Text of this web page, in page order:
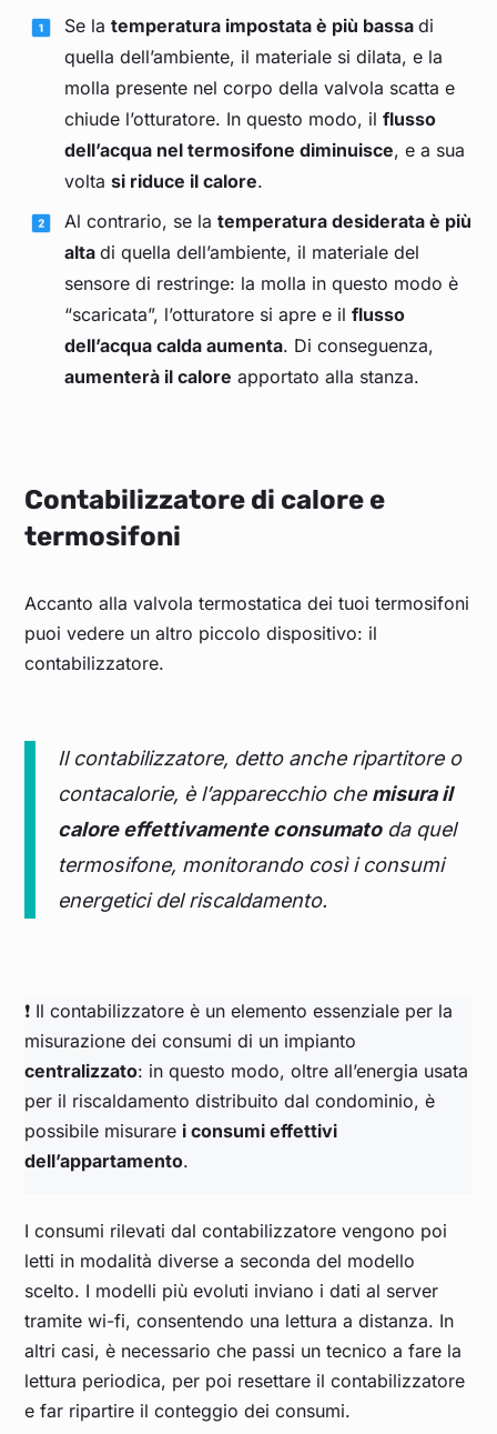
Se la temperatura impostata è più bassa di
quella dell’ambiente, il materiale si dilata, e la
molla presente nel corpo della valvola scatta e
chiude l’otturatore. In questo modo, ilflusso
dell’acqua nel termosifone diminuisce, e a sua
voltasi riduce il calore.
Al contrario, se la temperatura desiderata è più
altadi quella dell’ambiente, il materiale del
sensore di restringe: la molla in questo modo è
“scaricata”, l’otturatore si apre e ilflusso
dell’acqua calda aumenta. Di conseguenza,
aumenterà il calore apportato alla stanza.
Contabilizzatore di calore e
termosifoni
Accanto alla valvola termostatica dei tuoi termosifoni
puoi vedere un altro piccolo dispositivo: il
contabilizzatore.
Il contabilizzatore, detto anche ripartitore o
contacalorie, è l’apparecchio che misura il
calore effettivamente consumatoda quel
termosifone, monitorando così i consumi
energetici del riscaldamento.
❗ Il contabilizzatore è un elemento essenziale per la
misurazione dei consumi di un impianto
centralizzato: in questo modo, oltre all’energia usata
per il riscaldamento distribuito dal condominio, è
possibile misurare i consumi effettivi
dell’appartamento.
I consumi rilevati dal contabilizzatore vengono poi
letti in modalità diverse a seconda del modello
scelto. I modelli più evoluti inviano i dati al server
tramite wi-fi, consentendo una lettura a distanza. In
altri casi, è necessario che passi un tecnico a fare la
lettura periodica, per poi resettare il contabilizzatore
e far ripartire il conteggio dei consumi.